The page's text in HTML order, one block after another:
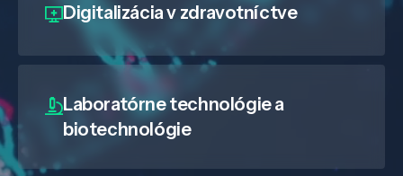
Digitalizáciav zdravotníctve
Laboratórne technológie a
biotechnológie